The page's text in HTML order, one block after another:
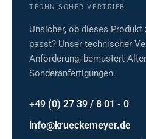
TECHNISCHER VERTRIEB
Unsicher, ob dieses Produkt
passt? Unser technischer
Anforderung, bemustert
Sonderanfertigungen.
+49 (0) 27 39 / 8 01 - 0
info@krueckemeyer.de